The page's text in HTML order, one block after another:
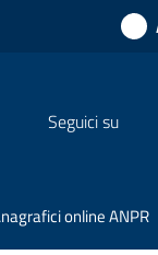
Seguici su
online ANPR